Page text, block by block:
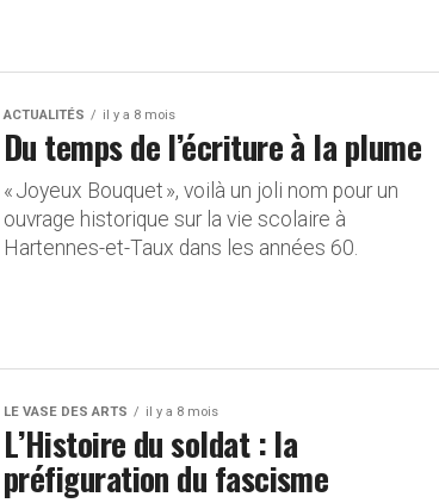
ACTUALITÉS il y a 8 mois
Du temps de l’écriture à la plume
« Joyeux Bouquet », voilà un joli nom pour un
ouvrage historique sur la vie scolaire à
Hartennes-et-Taux dans les années 60.
LE VASE DES ARTS il y a 8 mois
L’Histoire du soldat : la
préfiguration du fascisme